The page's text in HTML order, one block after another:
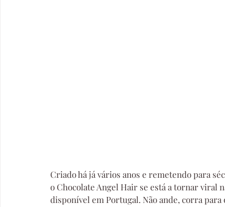
Criado há já vários anos e remetendo para
o Chocolate Angel Hair se está a tornar viral
disponível em Portugal. Não ande, corra